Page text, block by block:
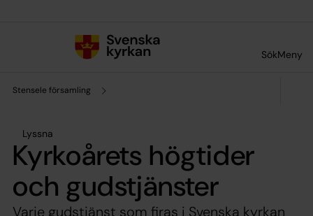
SökMeny
Stensele församling
Lyssna
Kyrkoårets högtider
och gudstjänster
Varje gudstjänst som firas i Svenska kyrkan